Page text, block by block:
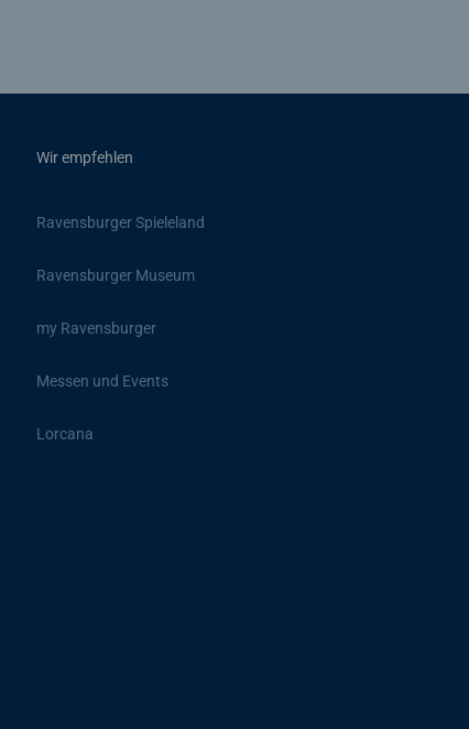
Wir empfehlen
Ravensburger Spieleland
Ravensburger Museum
my Ravensburger
Messen und Events
Lorcana